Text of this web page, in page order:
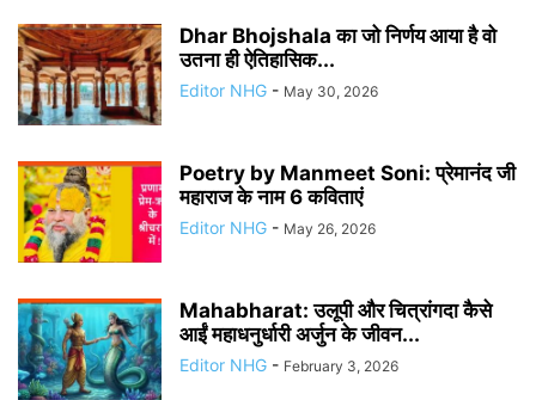
Dhar Bhojshala का जो निर्णय आया है वो
उतना ही ऐतिहासिक...
Editor NHG - May 30, 2026
Poetry by Manmeet Soni: प्रेमानंद जी
महाराज के नाम 6 कविताएं
Editor NHG - May 26, 2026
Mahabharat: उलूपी और चित्रांगदा कैसे
आईं महाधनुर्धारी अर्जुन के जीवन...
Editor NHG - February 3, 2026